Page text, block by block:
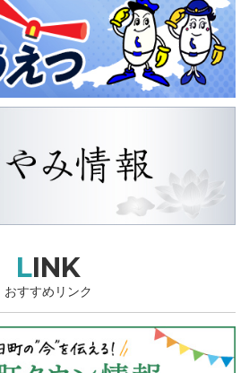
LINK
おすすめリンク